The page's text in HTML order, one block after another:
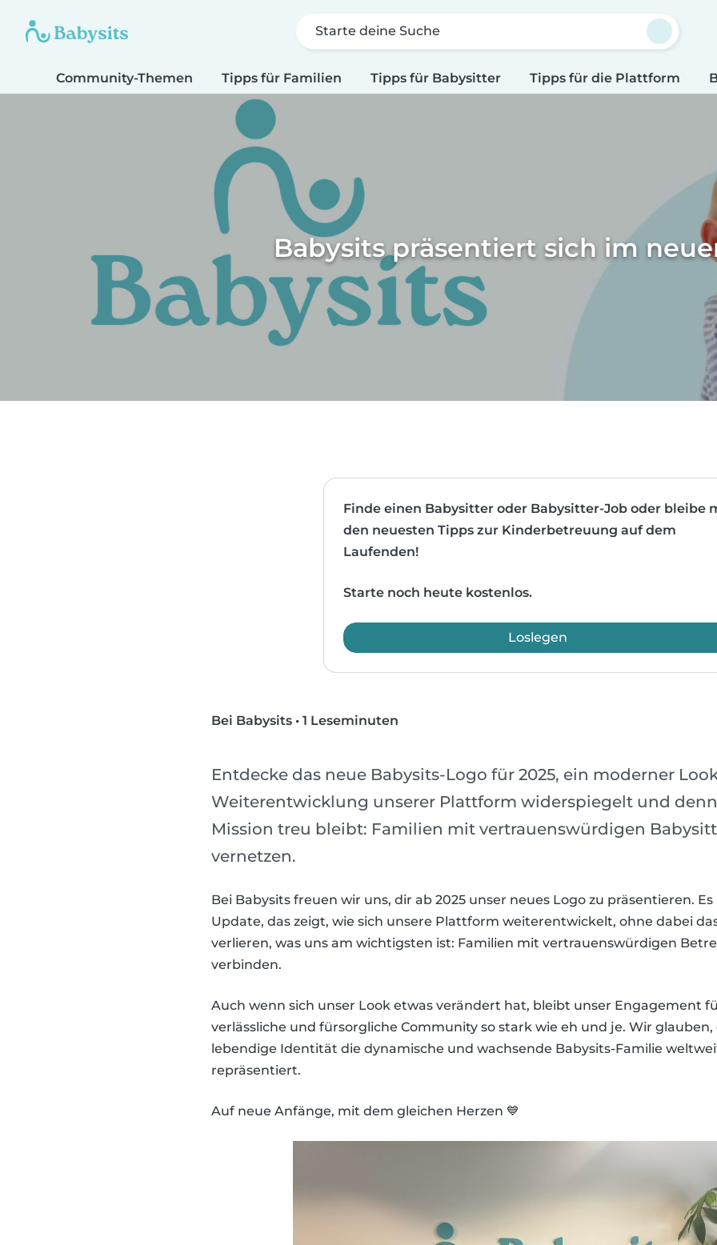
Starte deine Suche
Community-Themen Tipps für Familien Tipps für Babysitter Tipps für die Plattform
Babysits präsentiert sich im
Finde einen Babysitter oder Babysitter-Job oder bleibe
den neuesten Tipps zur Kinderbetreuung auf dem
Laufenden!
Starte noch heute kostenlos.
Loslegen
Bei Babysits • 1 Leseminuten
Entdecke das neue Babysits-Logo für 2025, ein moderner
Weiterentwicklung unserer Plattform widerspiegelt und
Mission treu bleibt: Familien mit vertrauenswürdigen
vernetzen.
Bei Babysits freuen wir uns, dir ab 2025 unser neues Logo zu präsentieren.
Update, das zeigt, wie sich unsere Plattform weiterentwickelt, ohne dabei
verlieren, was uns am wichtigsten ist: Familien mit vertrauenswürdigen
verbinden.
Auch wenn sich unser Look etwas verändert hat, bleibt unser Engagement
verlässliche und fürsorgliche Community so stark wie eh und je. Wir glauben,
lebendige Identität die dynamische und wachsende Babysits-Familie
repräsentiert.
Auf neue Anfänge, mit dem gleichen Herzen 💙